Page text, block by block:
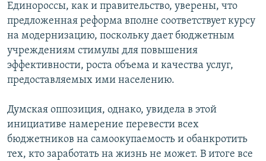
Единороссы, как и правительство, уверены, что
предложенная реформа вполне соответствует курсу
на модернизацию, поскольку дает бюджетным
учреждениям стимулы для повышения
эффективности, роста объема и качества услуг,
предоставляемых ими населению.
Думская оппозиция, однако, увидела в этой
инициативе намерение перевести всех
бюджетников на самоокупаемость и обанкротить
тех, кто заработать на жизнь не может. В итоге все